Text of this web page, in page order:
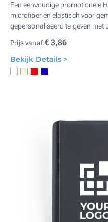
Een eenvoudige promotionele
microfiber en elastisch voor
gepersonaliseerd te geven met
Prijs vanaf:€ 3,86
Bekijk Details >